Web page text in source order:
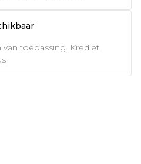
toepassing. Krediet